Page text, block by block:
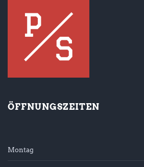
ÖFFNUNGSZEITEN
Montag